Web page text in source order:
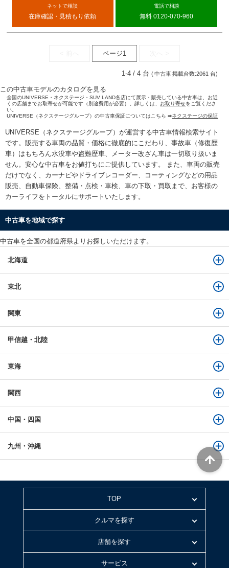
ネットで相談
在庫確認・見積もり依頼
電話で相談
無料 0120-070-960
ページ1
1-4 / 4 台 (中古車掲載台数:2061 台)
この中古車モデルのカタログを見る
全国のUNIVERSE・ネクステージ・SUV LAND各店にて展示・販売している中古車は、お近
くの店舗までお取寄せが可能です（別途費用が必要）。詳しくは、 お取り寄せをご覧くださ
い。
UNIVERSE（ネクステージグループ）の中古車保証についてはこちら ➡ネクステージの保証
UNIVERSE（ネクステージグループ）が運営する中古車情報検索サイト
です。販売する車両の品質・価格に徹底的にこだわり、事故車（修復歴
車）はもちろん水没車や盗難歴車、メーター改ざん車は一切取り扱いま
せん。安心な中古車をお値打ちにご提供しています。 また、車両の販売
だけでなく、カーナビやドライブレコーダー、コーティングなどの用品
販売、自動車保険、整備・点検・車検、車の下取・買取まで、お客様の
カーライフをトータルにサポートいたします。
中古車を地域で探す
中古車を全国の都道府県よりお探しいただけます。
北海道
東北
関東
甲信越・北陸
東海
関西
中国・四国
九州・沖縄
TOP
クルマを探す
店舗を探す
サービス